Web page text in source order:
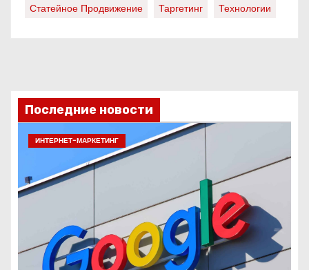
Статейное Продвижение
Таргетинг Технологии
Последние новости
ИНТЕРНЕТ-МАРКЕТИНГ